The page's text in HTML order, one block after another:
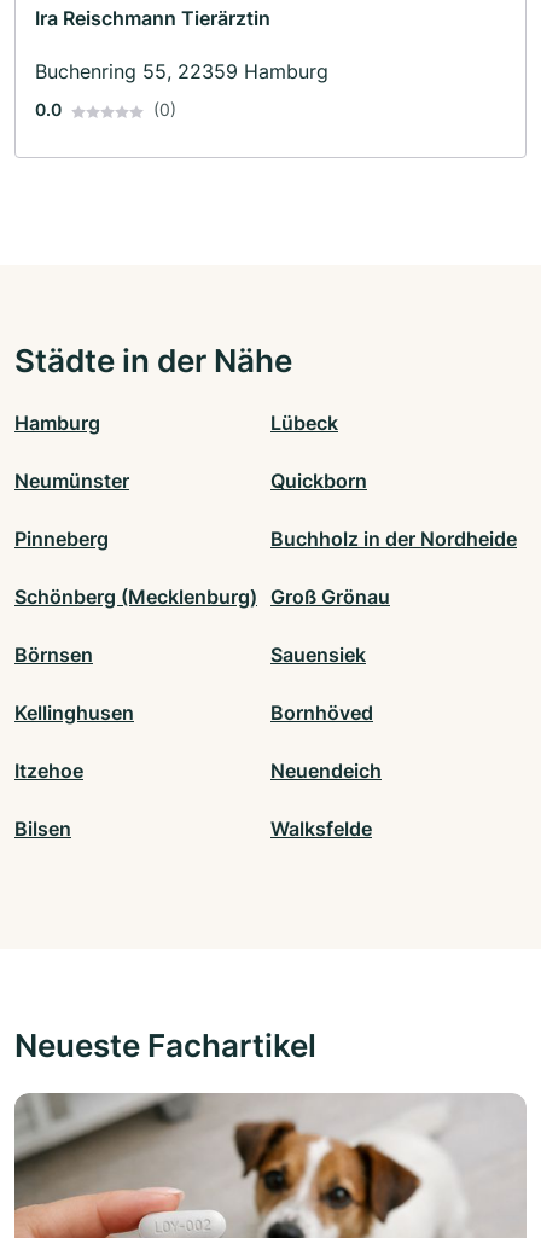
Ira Reischmann Tierärztin
Buchenring 55, 22359 Hamburg
0.0 (0)
Städte in der Nähe
Hamburg Lübeck
Neumünster Quickborn
Pinneberg Buchholz in der Nordheide
Schönberg (Mecklenburg) Groß Grönau
Börnsen Sauensiek
Kellinghusen Bornhöved
Itzehoe Neuendeich
Bilsen Walksfelde
Neueste Fachartikel